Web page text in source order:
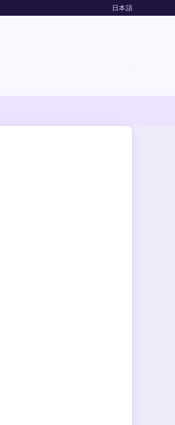
日本語